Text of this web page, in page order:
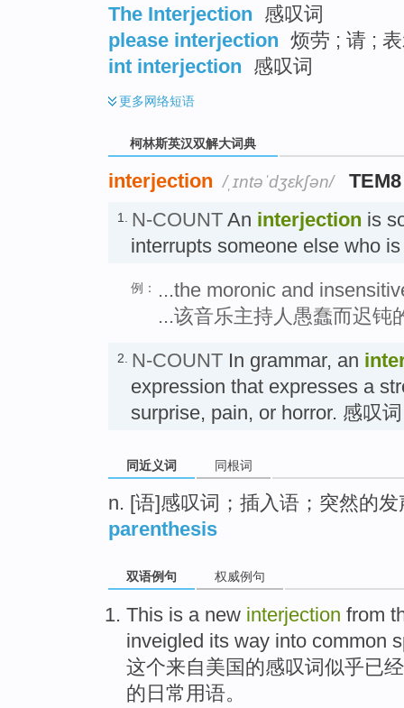
The Interjection 感叹词
please interjection 烦劳 ; 请 ;
int interjection 感叹词
更多网络短语
柯林斯英汉双解大词典
interjection /ˌɪntəˈdʒɛkʃən/ TEM8
1. N-COUNT An interjection is
interrupts someone else who
例：
...the moronic and
...该音乐主持人愚蠢而迟钝
2. N-COUNT In grammar, an
expression that expresses a
surprise, pain, or horror. 感叹词
同近义词 同根词
n. [语]感叹词；插入语；突然的发
parenthesis
双语例句 权威例句
This is a new interjection from
inveigled its way into common
这个来自美国的感叹词似乎已经
的日常 用语。